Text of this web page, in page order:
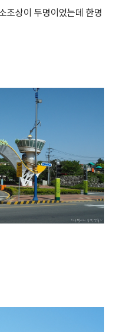
조상이 두명이었는데 한명